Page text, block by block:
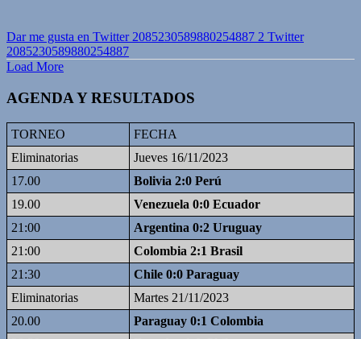
Dar me gusta en Twitter 2085230589880254887 2 Twitter
2085230589880254887
Load More
AGENDA Y RESULTADOS
TORNEO
FECHA
Eliminatorias
Jueves 16/11/2023
17.00
Bolivia 2:0 Perú
19.00
Venezuela 0:0 Ecuador
21:00
Argentina 0:2 Uruguay
21:00
Colombia 2:1 Brasil
21:30
Chile 0:0 Paraguay
Eliminatorias
Martes 21/11/2023
20.00
Paraguay 0:1 Colombia